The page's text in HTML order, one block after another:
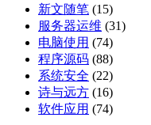
新文随笔 (15)
服务器运维 (31)
电脑使用 (74)
程序源码 (88)
系统安全 (22)
诗与远方 (16)
软件应用 (74)